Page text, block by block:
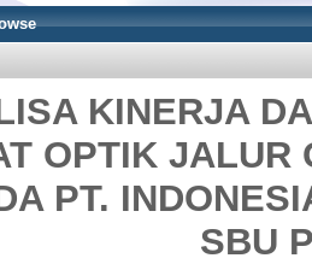
KINERJA
OPTIK JALUR
PT.
SBU